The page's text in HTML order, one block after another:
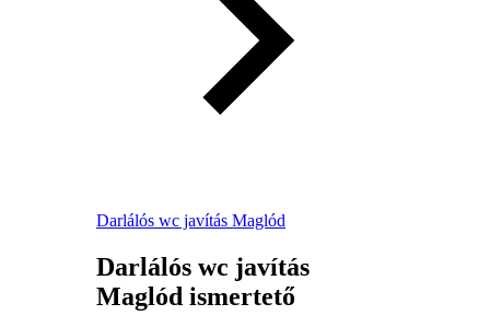
Darlálós wc javítás Maglód
Darlálós wc javítás
Maglód ismertető